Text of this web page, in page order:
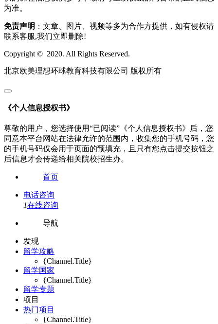
为准。
免责声明 ：文章、图片、视频等多为合作方提供，如有侵权请
联系客服,我们立即删除!
Copyright © 2020. All Rights Reserved.
北京欧美理想环球教育科技有限公司 版权所有
《个人信息授权书》
尊敬的用户，您选择使用“已阅读”《个人信息授权书》后，您
同意本平台网站在法律允许的范围内，收集您的手机号码，您
的手机号码仅会用于页面的预填充，且只有您点击提交按钮之
后信息才会传递给相关院校招生办。
首页
电话咨询
1在线咨询
导航
发现
留学攻略
{Channel.Title}
留学国家
{Channel.Title}
留学专题
项目
热门项目
{Channel.Title}